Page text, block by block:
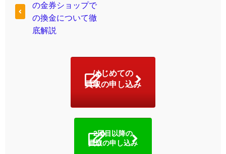
の金券ショップで
の換金について徹
底解説
はじめての
買取の申し込み
2回目以降の
買取の申し込み